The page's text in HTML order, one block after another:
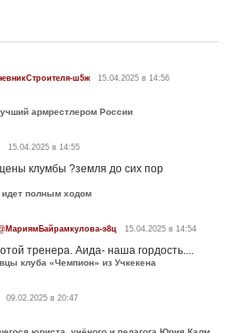
ш5ж 15.04.2025 в 14:56
армрестлером России
15.04.2025 в 14:55
клумбы ?земля до сих пор
идет полным ходом
э8ц 15.04.2025 в 14:54
тренера. Аида- наша гордость....
клуба «Чемпион» из Учкекена
09.02.2025 в 20:47